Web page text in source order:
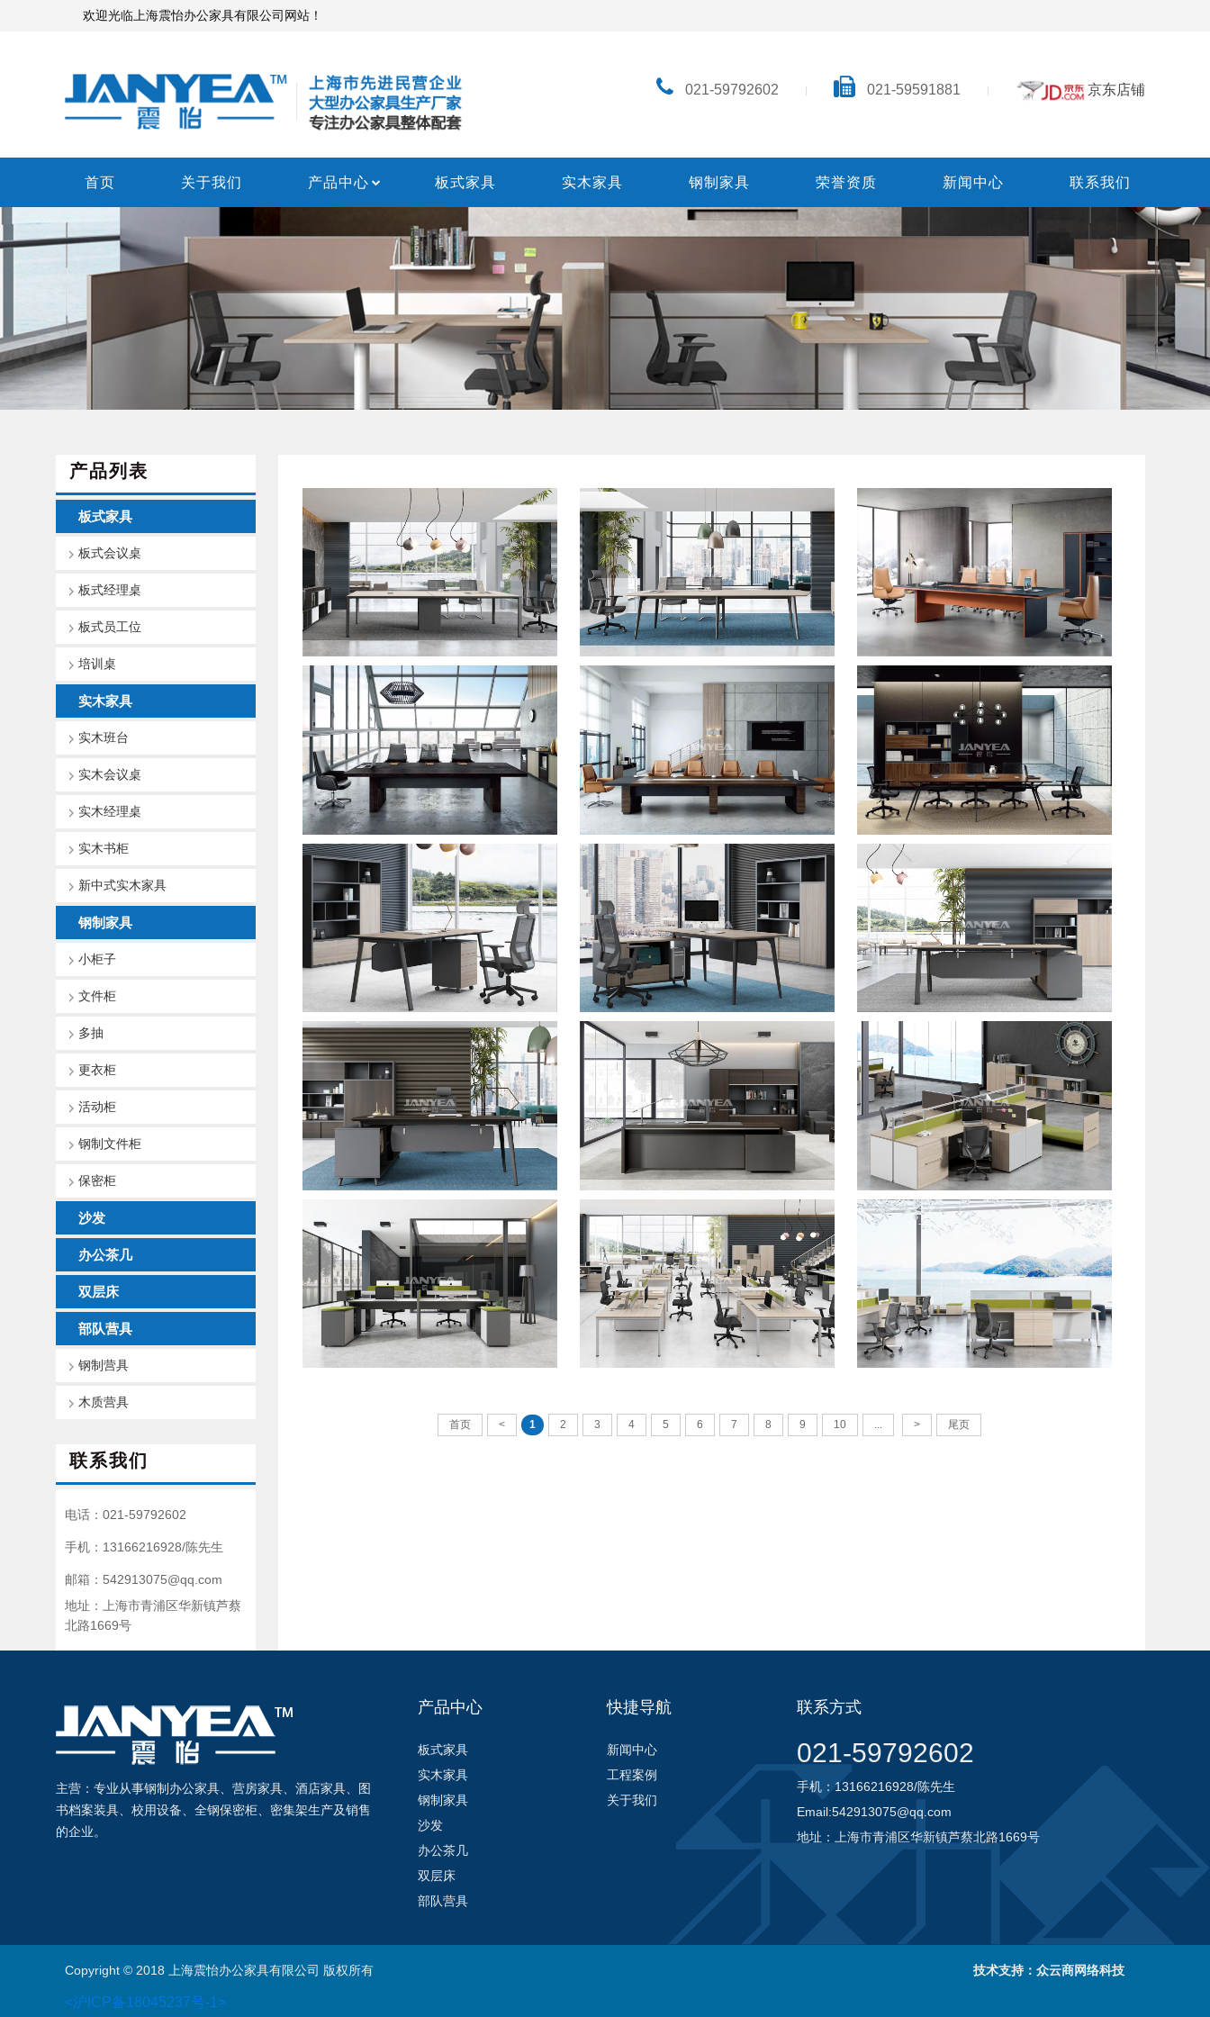
欢迎光临上海震怡办公家具有限公司网站！
021-59792602 021-59591881 京东店铺
首页 关于我们 产品中心 板式家具 实木家具 钢制家具 荣誉资质 新闻中心 联系我们
产品列表
板式家具
板式会议桌
板式经理桌
板式员工位
培训桌
实木家具
实木班台
实木会议桌
实木经理桌
实木书柜
新中式实木家具
钢制家具
小柜子
文件柜
多抽
更衣柜
活动柜
钢制文件柜
保密柜
沙发
办公茶几
双层床
部队营具
钢制营具
木质营具
联系我们
电话：021-59792602
手机：13166216928/陈先生
邮箱：542913075@qq.com
地址：上海市青浦区华新镇芦蔡
北路1669号
板式会议桌 板式会议桌 板式会议桌
板式会议桌 板式会议桌 板式会议桌
板式经理桌 板式经理桌 板式经理桌
板式经理桌 板式员工位
板式员工位 板式员工位 板式员工位
首页 < 1 2 3 4 5 6 7 8 9 10 ... > 尾页
主营：专业从事钢制办公家具、营房家具、酒店家具、图
书档案装具、校用设备、全钢保密柜、密集架生产及销售
的企业。
产品中心
板式家具
实木家具
钢制家具
沙发
办公茶几
双层床
部队营具
快捷导航
新闻中心
工程案例
关于我们
联系方式
021-59792602
手机：13166216928/陈先生
Email:542913075@qq.com
地址：上海市青浦区华新镇芦蔡北路1669号
Copyright © 2018 上海震怡办公家具有限公司 版权所有
<沪ICP备18045237号-1>
技术支持：众云商网络科技